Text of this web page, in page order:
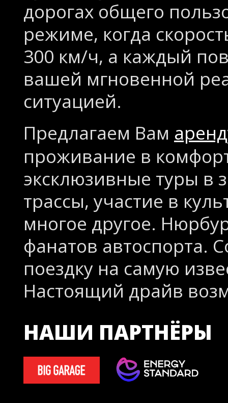
дорогах общего
режиме, когда
300 км/ч, а каждый
вашей мгновенной
ситуацией.
Предлагаем Вам
проживание в
эксклюзивные туры в
трассы, участие в
многое другое.
фанатов автоспорта.
поездку на самую
Настоящий драйв
НАШИ ПАРТНЁРЫ